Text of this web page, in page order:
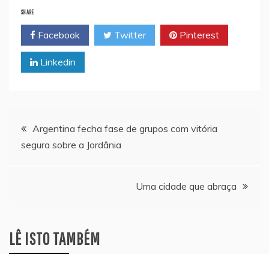
SHARE
Facebook Twitter Pinterest
Linkedin
Navegação
Argentina fecha fase de grupos com vitória
segura sobre a Jordânia
Uma cidade que abraça
LÊ ISTO TAMBÉM